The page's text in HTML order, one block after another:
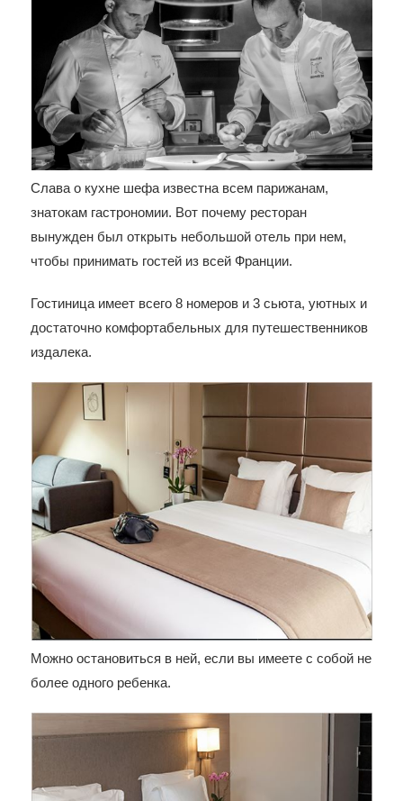
Слава о кухне шефа известна всем парижанам,
знатокам гастрономии. Вот почему ресторан
вынужден был открыть небольшой отель при нем,
чтобы принимать гостей из всей Франции.
Гостиница имеет всего 8 номеров и 3 сьюта, уютных и
достаточно комфортабельных для путешественников
издалека.
Можно остановиться в ней, если вы имеете с собой не
более одного ребенка.